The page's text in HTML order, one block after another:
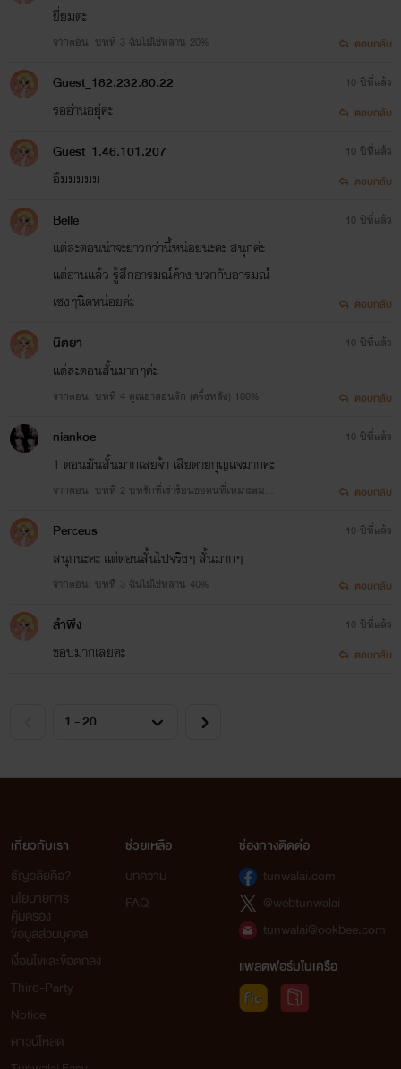
ยี่ยมต่ะ
จากตอน: บทที่ 3 ฉันไม่ใช่หลาน 20% ตอบกลับ
Guest_182.232.80.22
รออ่านอยุ่ค่ะ
10 ปีที่แล้ว
ตอบกลับ
Guest_1.46.101.207
อืมมมมม
10 ปีที่แล้ว
ตอบกลับ
Belle
แต่ละตอนน่าจะยาวกว่านี้หน่อยนะคะ สนุกค่ะ
แต่อ่านแล้ว รู้สึกอารมณ์ค้าง บวกกับอารมณ์
เซงๆนิดหน่อยค่ะ
10 ปีที่แล้ว
ตอบกลับ
นิตยา
แต่ละตอนสั้นมากๆค่ะ
จากตอน: บทที่ 4 คุณอาสอนรัก (ครึ่งหลัง) 100%
10 ปีที่แล้ว
ตอบกลับ
niankoe
1 ตอนมันสั้นมากเลยจ้า เสียดายกุญแจมากค่ะ
จากตอน: บทที่ 2 บทรักที่เร่าร้อนขอคนที่เหมาะสม 7
10 ปีที่แล้ว
ตอบกลับ
Perceus
สนุกนะคะ แต่ตอนสั้นไปจริงๆ สั้นมากๆ
จากตอน: บทที่ 3 ฉันไม่ใช่หลาน 40%
10 ปีที่แล้ว
ตอบกลับ
ลำพึง
ชอบมากเลยคะ่
10 ปีที่แล้ว
ตอบกลับ
เกี่ยวกับเรา
ธัญวลัยคือ?
นโยบายการ
คุ้มครอง
ข้อมูลส่วนบุคคล
เงื่อนไขและข้อตกลง
Third-Party
Notice
ดาวน์โหลด
ช่วยเหลือ
บทความ
FAQ
ช่องทางติดต่อ
tunwalai.com
@webtunwalai
tunwalai@ookbee.com
แพลตฟอร์มในเครือ